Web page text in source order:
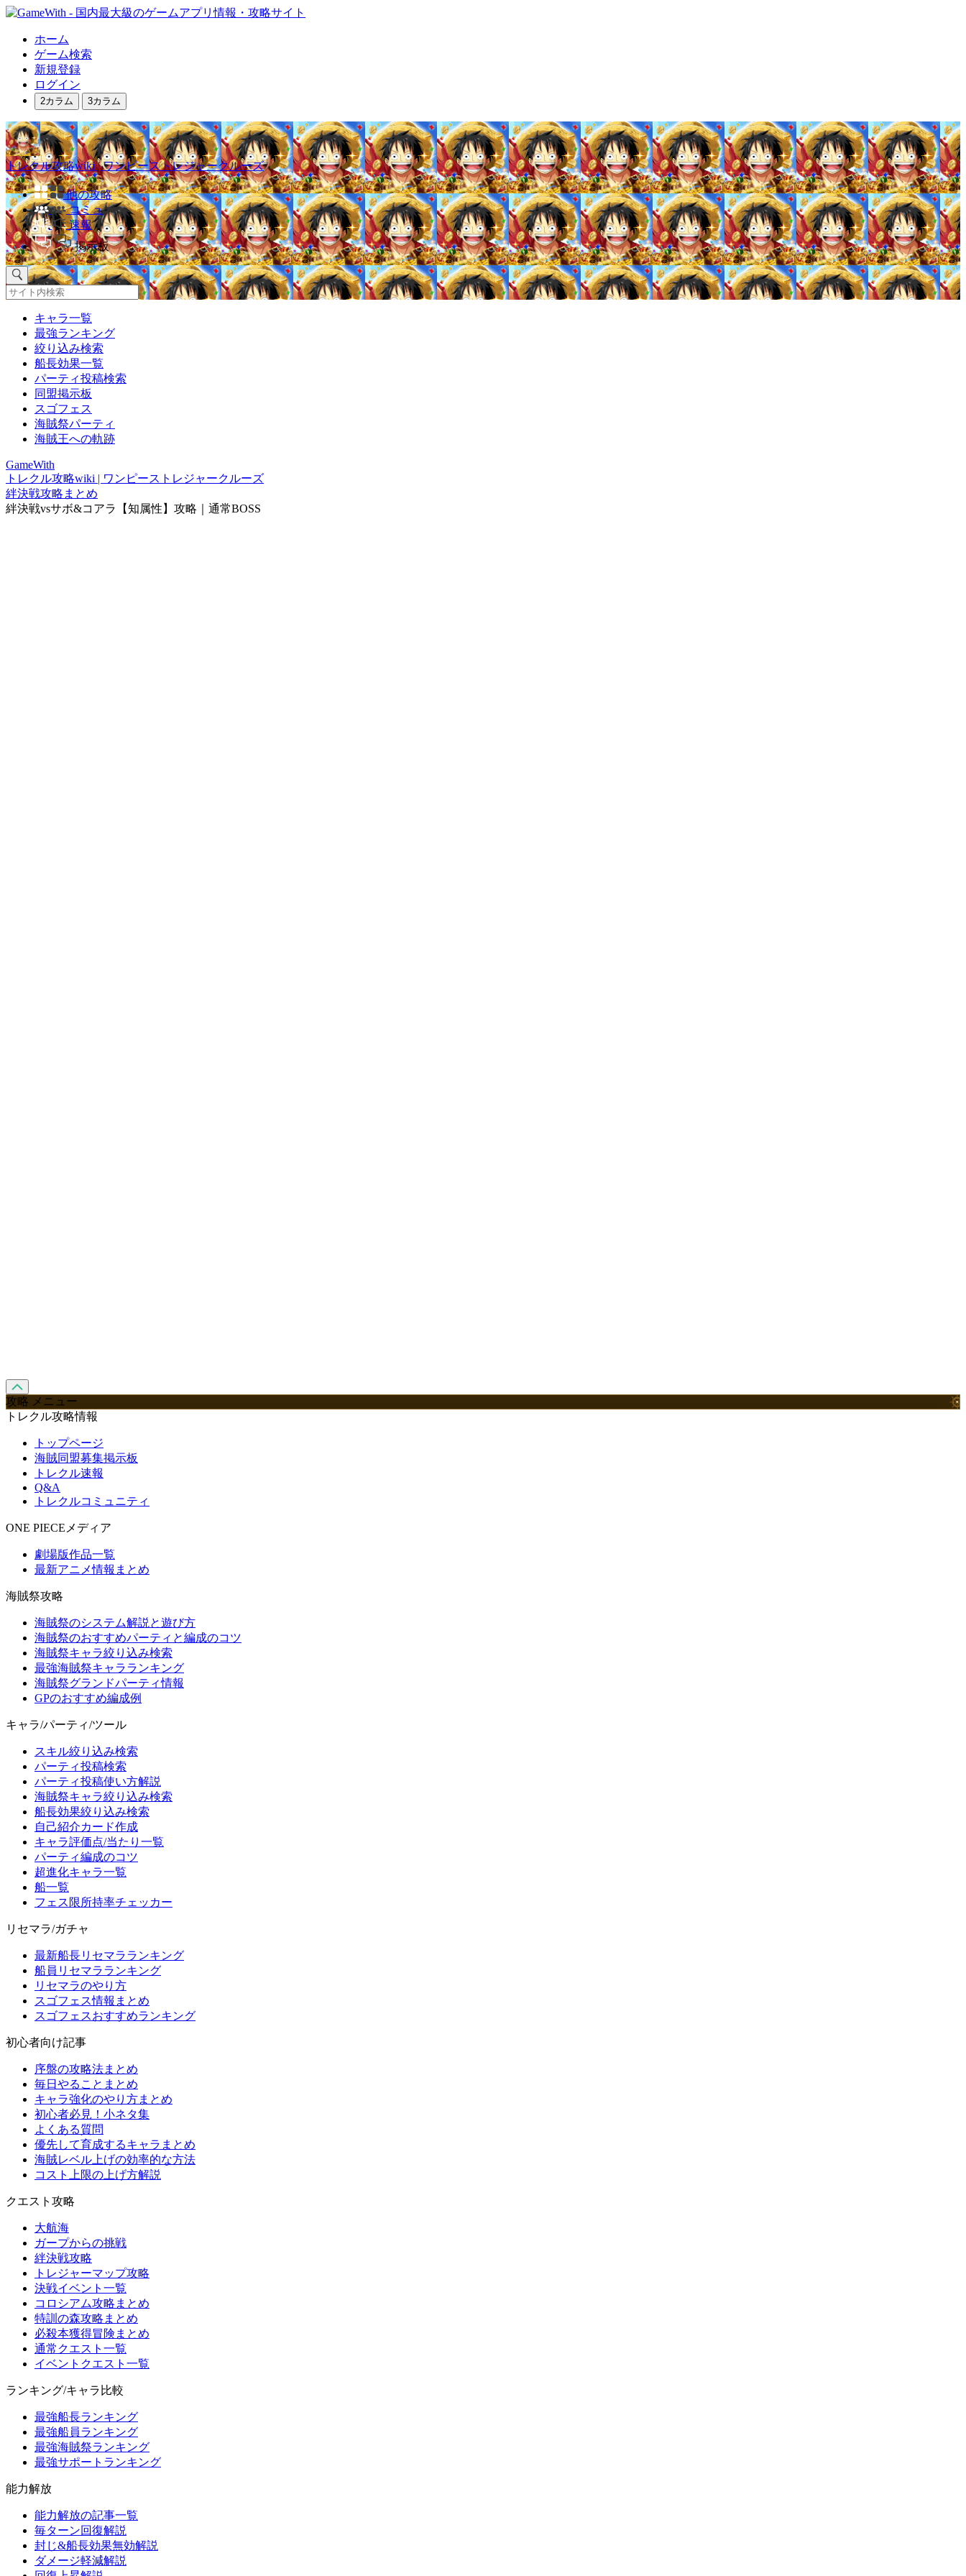
ホーム
ゲーム検索
新規登録
ログイン
2カラム 3カラム
トレクル攻略wiki | ワンピーストレジャークルーズ
他の攻略
コミュ
速報
掲示板
キャラ一覧
最強ランキング
絞り込み検索
船長効果一覧
パーティ投稿検索
同盟掲示板
スゴフェス
海賊祭パーティ
海賊王への軌跡
GameWith
トレクル攻略wiki | ワンピーストレジャークルーズ
絆決戦攻略まとめ
絆決戦vsサボ&コアラ【知属性】攻略｜通常BOSS
攻略 メニュー
トレクル攻略情報
トップページ
海賊同盟募集掲示板
トレクル速報
Q&A
トレクルコミュニティ
ONE PIECEメディア
劇場版作品一覧
最新アニメ情報まとめ
海賊祭攻略
海賊祭のシステム解説と遊び方
海賊祭のおすすめパーティと編成のコツ
海賊祭キャラ絞り込み検索
最強海賊祭キャラランキング
海賊祭グランドパーティ情報
GPのおすすめ編成例
キャラ/パーティ/ツール
スキル絞り込み検索
パーティ投稿検索
パーティ投稿使い方解説
海賊祭キャラ絞り込み検索
船長効果絞り込み検索
自己紹介カード作成
キャラ評価点/当たり一覧
パーティ編成のコツ
超進化キャラ一覧
船一覧
フェス限所持率チェッカー
リセマラ/ガチャ
最新船長リセマラランキング
船員リセマラランキング
リセマラのやり方
スゴフェス情報まとめ
スゴフェスおすすめランキング
初心者向け記事
序盤の攻略法まとめ
毎日やることまとめ
キャラ強化のやり方まとめ
初心者必見！小ネタ集
よくある質問
優先して育成するキャラまとめ
海賊レベル上げの効率的な方法
コスト上限の上げ方解説
クエスト攻略
大航海
ガープからの挑戦
絆決戦攻略
トレジャーマップ攻略
決戦イベント一覧
コロシアム攻略まとめ
特訓の森攻略まとめ
必殺本獲得冒険まとめ
通常クエスト一覧
イベントクエスト一覧
ランキング/キャラ比較
最強船長ランキング
最強船員ランキング
最強海賊祭ランキング
最強サポートランキング
能力解放
能力解放の記事一覧
毎ターン回復解説
封じ&船長効果無効解説
ダメージ軽減解説